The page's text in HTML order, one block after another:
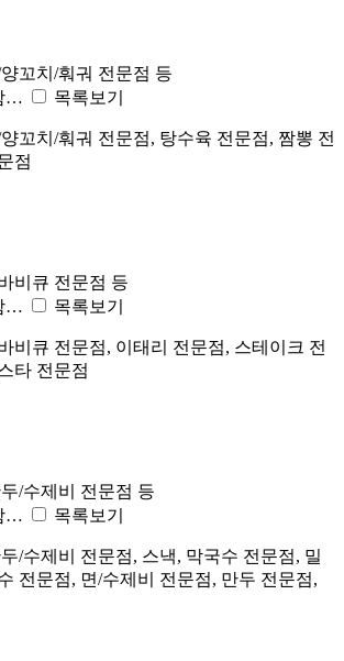
꼬치/훠궈 전문점 등
…
목록보기
꼬치/훠궈 전문점, 탕수육 전문점, 짬뽕 전
점
비큐 전문점 등
…
목록보기
비큐 전문점, 이태리 전문점, 스테이크 전
타 전문점
/수제비 전문점 등
…
목록보기
/수제비 전문점, 스낵, 막국수 전문점, 밀
전문점, 면/수제비 전문점, 만두 전문점,